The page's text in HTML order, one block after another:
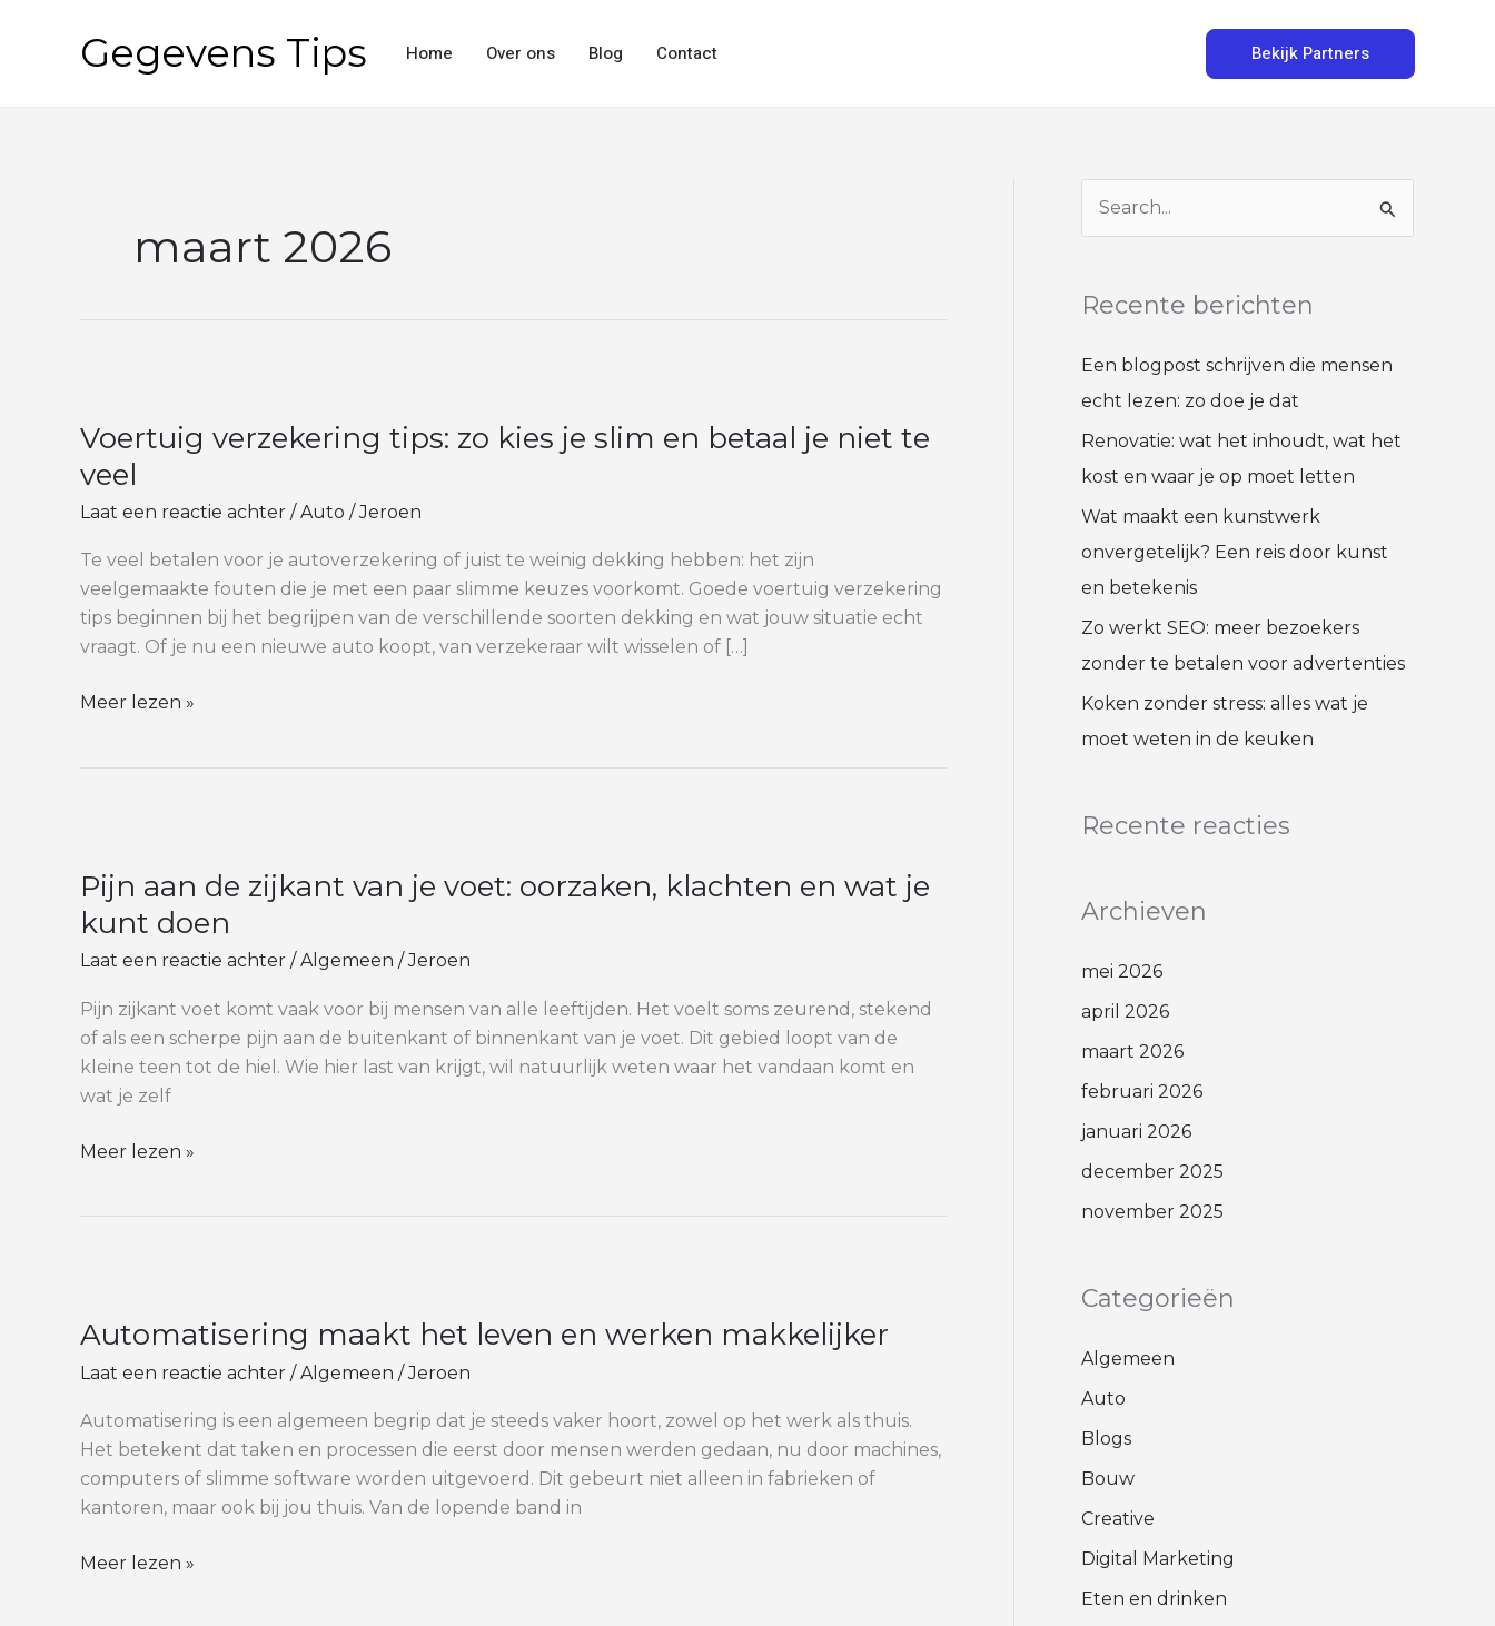
Gegevens Tips Home Over ons Blog Contact Bekijk Partners
maart 2026
Voertuig verzekering tips: zo kies je slim en betaal je niet te
veel
Laat een reactie achter / Auto /Jeroen
Te veel betalen voor je autoverzekering of juist te weinig dekking hebben: het zijn
veelgemaakte fouten die je met een paar slimme keuzes voorkomt. Goede voertuig verzekering
tips beginnen bij het begrijpen van de verschillende soorten dekking en wat jouw situatie echt
vraagt. Of je nu een nieuwe auto koopt, van verzekeraar wilt wisselen of […]
tips:
zo
je
slim
en
betaal
je
te
Meer lezen »
Pijn aan de zijkant van je voet: oorzaken, klachten en wat je
kunt doen
Laat een reactie achter / Algemeen /Jeroen
Pijn zijkant voet komt vaak voor bij mensen van alle leeftijden. Het voelt soms zeurend, stekend
of als een scherpe pijn aan de buitenkant of binnenkant van je voet. Dit gebied loopt van de
kleine teen tot de hiel. Wie hier last van krijgt, wil natuurlijk weten waar het vandaan komt en
wat je zelf
de
zijkant
je
voet:
oorzaken,
klachten
je
Meer lezen »
Automatisering maakt het leven en werken makkelijker
Laat een reactie achter /Algemeen /Jeroen
Automatisering is een algemeen begrip dat je steeds vaker hoort, zowel op het werk als thuis.
Het betekent dat taken en processen die eerst door mensen werden gedaan, nu door machines,
computers of slimme software worden uitgevoerd. Dit gebeurt niet alleen in fabrieken of
kantoren, maar ook bij jou thuis. Van de lopende band in
het
leven
werken
makkelijker
Meer lezen »
k
n
Recente berichten
Een blogpost schrijven die mensen
echt lezen: zo doe je dat
Renovatie: wat het inhoudt, wat het
kost en waar je op moet letten
Wat maakt een kunstwerk
onvergetelijk? Een reis door kunst
en betekenis
Zo werkt SEO: meer bezoekers
zonder te betalen voor advertenties
Koken zonder stress: alles wat je
moet weten in de keuken
Recente reacties
Archieven
mei 2026
april 2026
maart 2026
februari 2026
januari 2026
december 2025
november 2025
Categorieën
Algemeen
Auto
Blogs
Bouw
Creative
Digital Marketing
Eten en drinken